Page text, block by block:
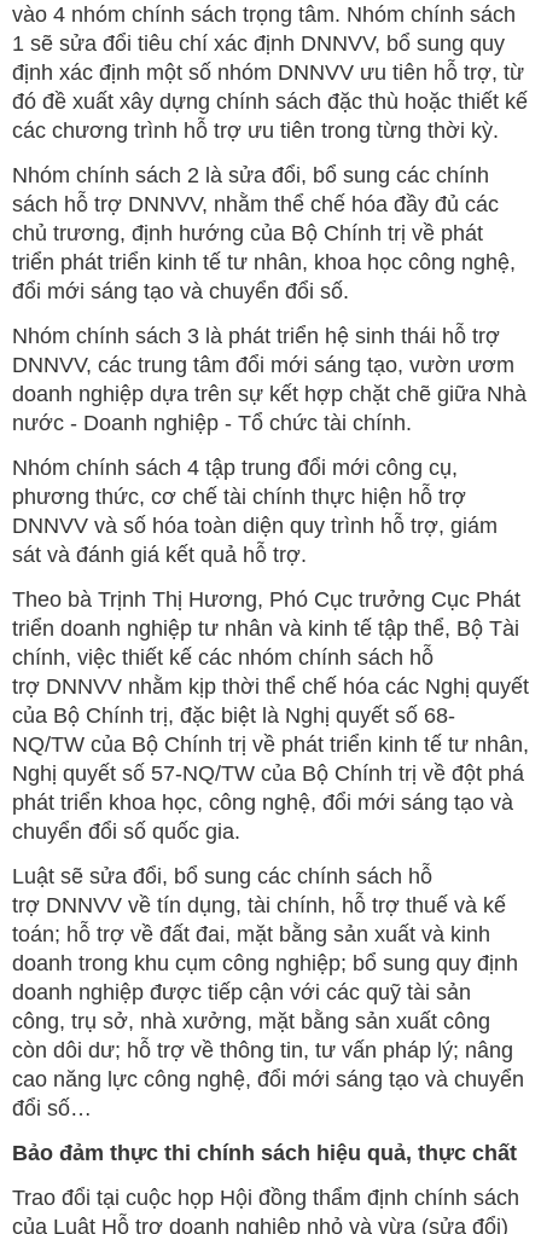
vào 4 nhóm chính sách trọng tâm. Nhóm chính sách
1 sẽ sửa đổi tiêu chí xác định DNNVV, bổ sung quy
định xác định một số nhóm DNNVV ưu tiên hỗ trợ, từ
đó đề xuất xây dựng chính sách đặc thù hoặc thiết kế
các chương trình hỗ trợ ưu tiên trong từng thời kỳ.
Nhóm chính sách 2 là sửa đổi, bổ sung các chính
sách hỗ trợ DNNVV, nhằm thể chế hóa đầy đủ các
chủ trương, định hướng của Bộ Chính trị về phát
triển phát triển kinh tế tư nhân, khoa học công nghệ,
đổi mới sáng tạo và chuyển đổi số.
Nhóm chính sách 3 là phát triển hệ sinh thái hỗ trợ
DNNVV, các trung tâm đổi mới sáng tạo, vườn ươm
doanh nghiệp dựa trên sự kết hợp chặt chẽ giữa Nhà
nước - Doanh nghiệp - Tổ chức tài chính.
Nhóm chính sách 4 tập trung đổi mới công cụ,
phương thức, cơ chế tài chính thực hiện hỗ trợ
DNNVV và số hóa toàn diện quy trình hỗ trợ, giám
sát và đánh giá kết quả hỗ trợ.
Theo bà Trịnh Thị Hương, Phó Cục trưởng Cục Phát
triển doanh nghiệp tư nhân và kinh tế tập thể, Bộ Tài
chính, việc thiết kế các nhóm chính sách hỗ
trợ DNNVV nhằm kịp thời thể chế hóa các Nghị quyết
của Bộ Chính trị, đặc biệt là Nghị quyết số 68-
NQ/TW của Bộ Chính trị về phát triển kinh tế tư nhân,
Nghị quyết số 57-NQ/TW của Bộ Chính trị về đột phá
phát triển khoa học, công nghệ, đổi mới sáng tạo và
chuyển đổi số quốc gia.
Luật sẽ sửa đổi, bổ sung các chính sách hỗ
trợ DNNVV về tín dụng, tài chính, hỗ trợ thuế và kế
toán; hỗ trợ về đất đai, mặt bằng sản xuất và kinh
doanh trong khu cụm công nghiệp; bổ sung quy định
doanh nghiệp được tiếp cận với các quỹ tài sản
công, trụ sở, nhà xưởng, mặt bằng sản xuất công
còn dôi dư; hỗ trợ về thông tin, tư vấn pháp lý; nâng
cao năng lực công nghệ, đổi mới sáng tạo và chuyển
đổi số…
Bảo đảm thực thi chính sách hiệu quả, thực chất
Trao đổi tại cuộc họp Hội đồng thẩm định chính sách
của Luật Hỗ trợ doanh nghiệp nhỏ và vừa (sửa đổi)